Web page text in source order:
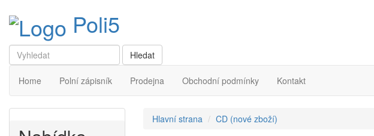
Poli5
Home Polní zápisník Prodejna Obchodní podmínky Kontakt
Hlavní strana CD (nové zboží)